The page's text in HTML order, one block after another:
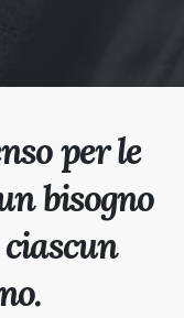
per le
bisogno